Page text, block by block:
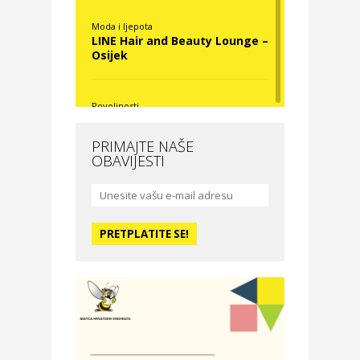
Moda i ljepota
LINE Hair and Beauty Lounge –
Osijek
Povoljnosti
Moda i ljepota
studio – Osijek
Zdravlje i osiguranje
PRIMAJTE NAŠE
OBAVIJESTI